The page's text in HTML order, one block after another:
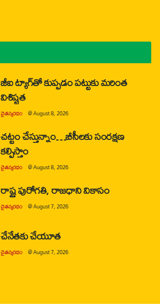
జీఐ ట్యాగ్‌తో కుప్పడం పట్టుకు మరింత
విశిష్టత
చైతన్యరధం @August 8, 2026
చట్టం చేస్తున్నాం…బీసీలకు సంరక్షణ
కల్పిస్తాం
చైతన్యరధం @August 8, 2026
రాష్ట్ర పురోగతి, రాజధాని వికాసం
చైతన్యరధం @August 7, 2026
చేనేతకు చేయూత
చైతన్యరధం @August 7, 2026